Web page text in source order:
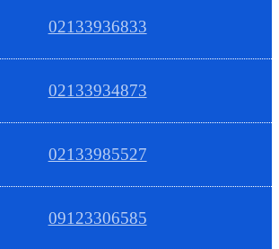
02133936833
02133934873
02133985527
09123306585